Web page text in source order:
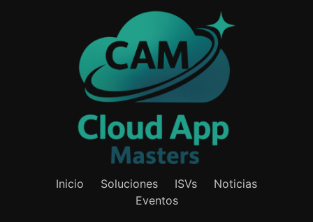
Inicio Soluciones ISVs
Noticias
Eventos